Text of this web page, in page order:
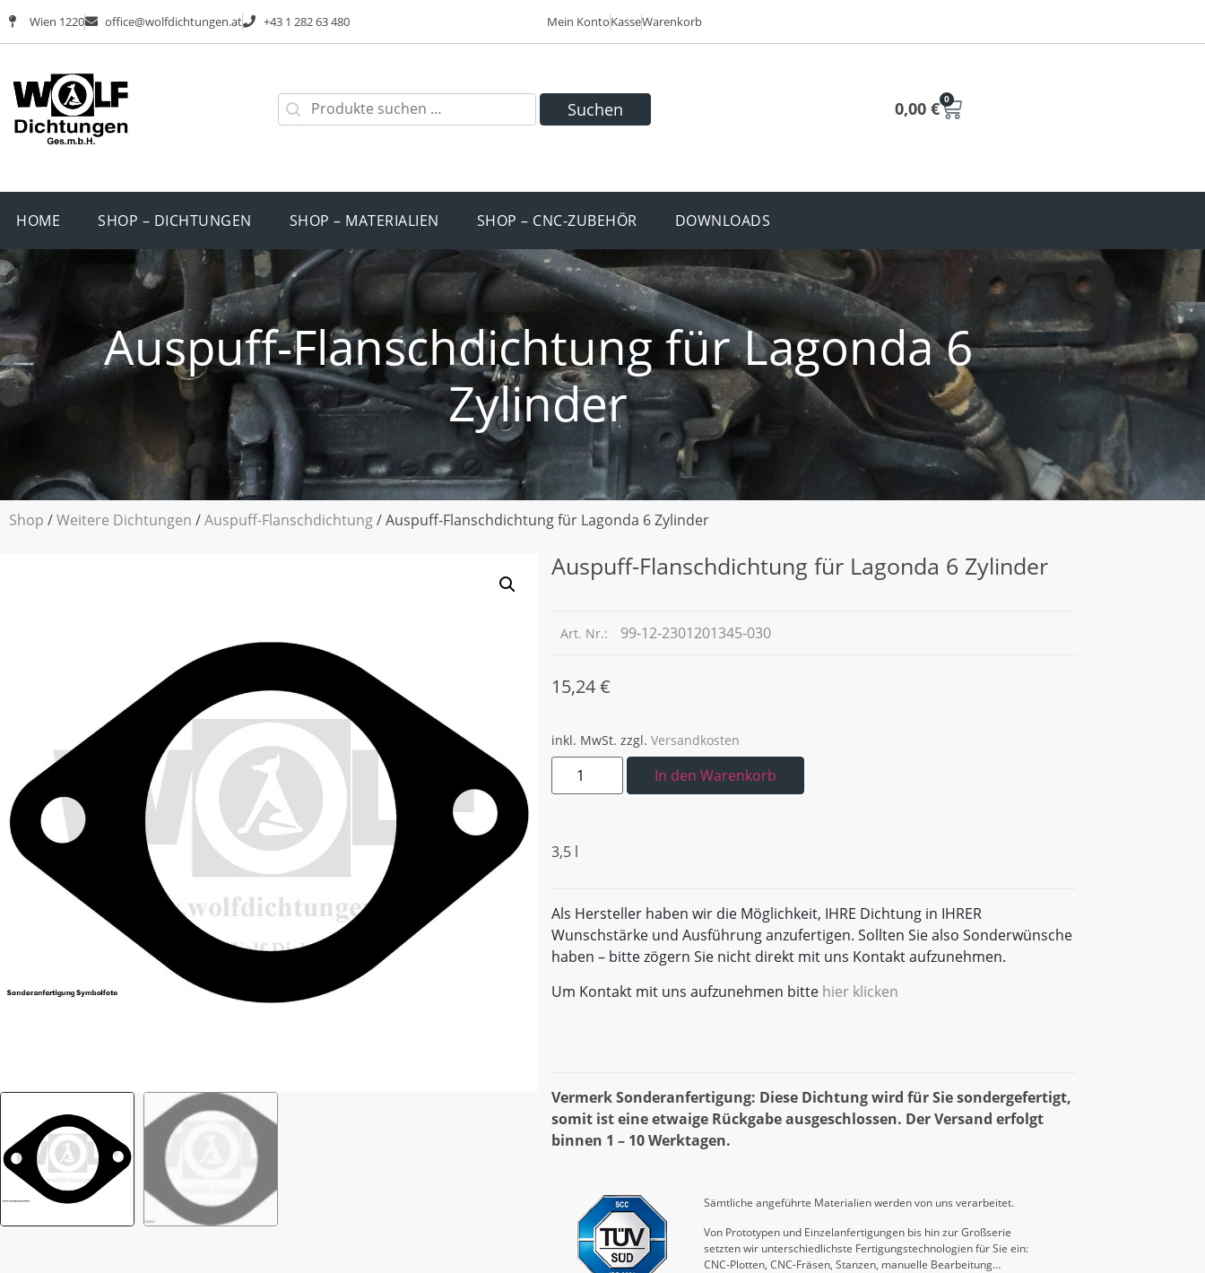
Wien 1220 office@wolfdichtungen.at +43 1 282 63 480 Mein KontoKasseWarenkorb
Suchen 0,00 € 0
HOME SHOP – DICHTUNGEN SHOP – MATERIALIEN SHOP – CNC-ZUBEHÖR DOWNLOADS
Auspuff-Flanschdichtung für Lagonda 6
Zylinder
Shop /Weitere Dichtungen /Auspuff-Flanschdichtung/ Auspuff-Flanschdichtung für Lagonda 6 Zylinder
Auspuff-Flanschdichtung für Lagonda 6 Zylinder
Art. Nr.: 99-12-2301201345-030
15,24€
inkl. MwSt. zzgl. Versandkosten
In den Warenkorb
3,5 l
Als Hersteller haben wir die Möglichkeit, IHRE Dichtung in IHRER
Wunschstärke und Ausführung anzufertigen. Sollten Sie also Sonderwünsche
haben – bitte zögern Sie nicht direkt mit uns Kontakt aufzunehmen.
Um Kontakt mit uns aufzunehmen bitte hier klicken
Vermerk Sonderanfertigung: Diese Dichtung wird für Sie sondergefertigt,
somit ist eine etwaige Rückgabe ausgeschlossen. Der Versand erfolgt
binnen 1 – 10 Werktagen.
Sämtliche angeführte Materialien werden von uns verarbeitet.
Von Prototypen und Einzelanfertigungen bis hin zur Großserie
setzten wir unterschiedlichste Fertigungstechnologien für Sie ein:
CNC-Plotten, CNC-Fräsen, Stanzen, manuelle Bearbeitung…